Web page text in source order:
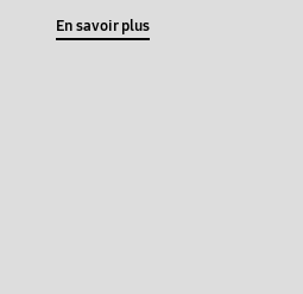
En savoir plus